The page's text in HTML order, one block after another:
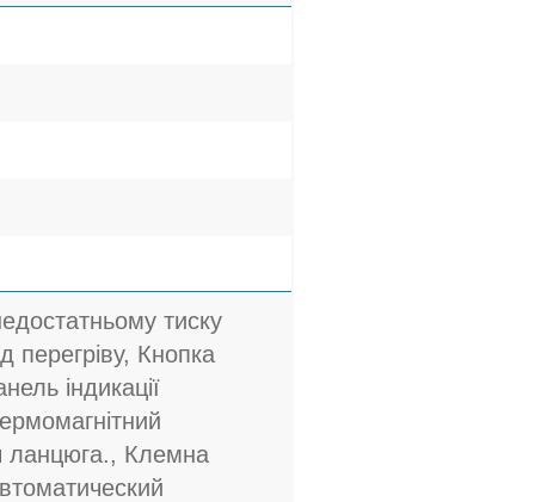
тиску
перегріву, Кнопка
індикації
ланцюга., Клемна